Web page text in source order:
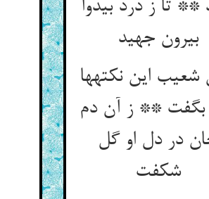
** تا ز درد بی‏دوا
بیرون جهید
این نکته‏ها
بگفت ** ز آن دم
در دل او گل
شکفت‏